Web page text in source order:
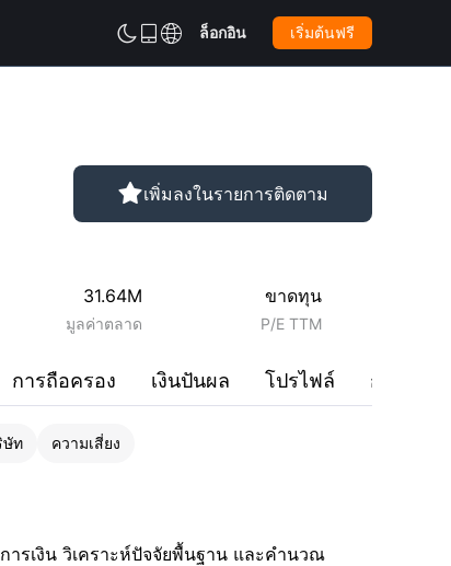
 ล็อกอิน เริ่มต้นฟรี
เพิ่มลงในรายการติดตาม
31.64M
มูลค่าตลาด
ขาดทุน
P/E TTM
การถือครอง เงินปันผล โปรไฟล์ การสนท
ษัท ความเสี่ยง
ารเงิน วิเคราะห์ปัจจัยพื้นฐาน และคำนวณ